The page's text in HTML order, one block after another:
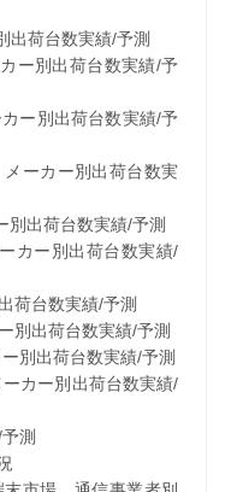
台数実績/予測
出荷台数実績/予
出荷台数実績/予
カー別出荷台数実
荷台数実績/予測
別出荷台数実績/
台数実績/予測
荷台数実績/予測
荷台数実績/予測
ー別出荷台数実績/
測